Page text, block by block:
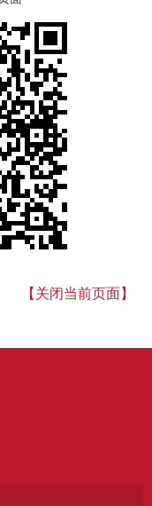
【关闭当前页面】